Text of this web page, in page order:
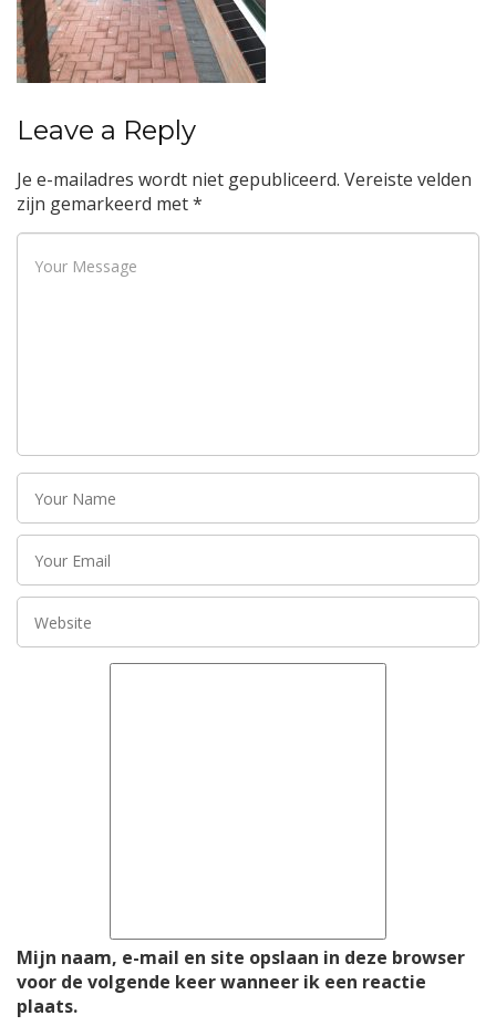
Leave a Reply
Je e-mailadres wordt niet gepubliceerd. Vereiste velden
zijn gemarkeerd met*
Mijn naam, e-mail en site opslaan in deze browser
voor de volgende keer wanneer ik een reactie
plaats.